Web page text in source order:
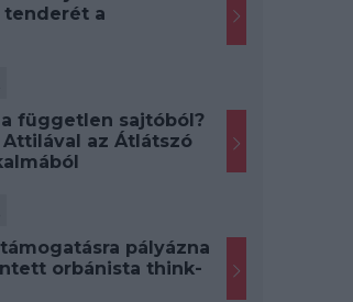
tenderét a
független sajtóból?
az Átlátszó
pályázna
orbánista think-